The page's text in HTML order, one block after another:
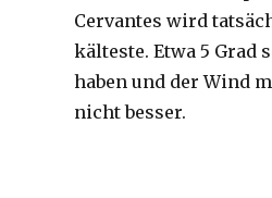
Cervantes wird
kälteste. Etwa 5 Grad
haben und der Wind
nicht besser.